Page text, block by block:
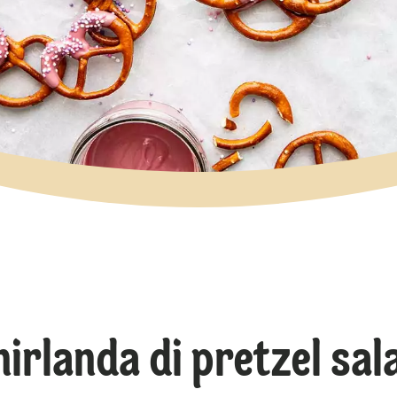
di pretzel